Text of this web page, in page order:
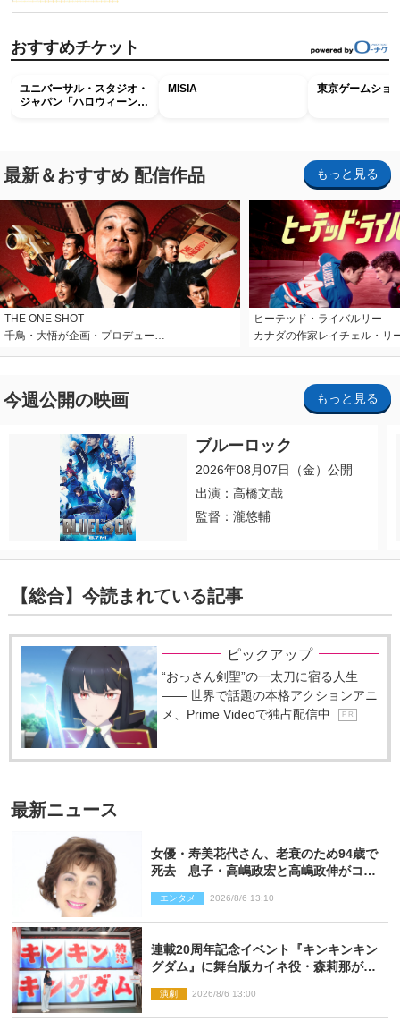
おすすめチケット
ユニバーサル・スタジオ・
ジャパン「ハロウィーン・
MISIA 東京ゲームショ
最新＆おすすめ 配信作品 もっと見る
THE ONE SHOT
千鳥・大悟が企画・プロデュー…
ヒーテッド・ライバルリー
カナダの作家レイチェル・リ
今週公開の映画 もっと見る
ブルーロック
2026年08月07日（金）公開
出演：高橋文哉
監督：瀧悠輔
【総合】今読まれている記事
ピックアップ
“おっさん剣聖”の一太刀に宿る人生
―― 世界で話題の本格アクションアニ
メ、Prime Videoで独占配信中
P R
最新ニュース
女優・寿美花代さん、老衰のため94歳で
死去 息子・高嶋政宏と高嶋政伸がコメ
優しい母でした」
エンタメ 2026/8/6 13:10
連載20周年記念イベント『キンキンキン
グダム』に舞台版カイネ役・森莉那が潜
演劇 2026/8/6 13:00